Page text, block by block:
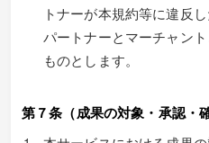
トナーが本規約等に違反
パートナーとマーチャン
ものとします。
第７条（成果の対象・承認・